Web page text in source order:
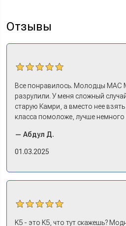
Отзывы
Все понравилось. Молодцы МАС
разрулили. У меня сложный
старую Камри, а вместо нее
класса помоложе, лучше
либо самому всем этим
Либо искать салон, где есть
Но тогда еще ищи салон, где
Москве без машины работать?
Моторс: много подержанных
трейд-ин быстрый. Камри
— Абдул Д.
01.03.2025
K5 - это K5, что тут скажешь?